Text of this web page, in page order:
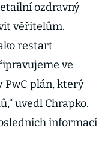
ozdravný
věřitelům.
restart
ve
PwC plán, který
uvedl Chrapko.
informací